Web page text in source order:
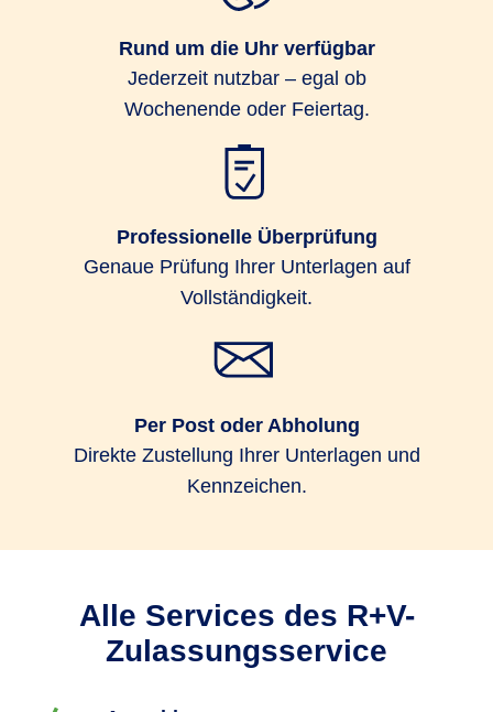
Rund um die Uhr verfügbar
Jederzeit nutzbar – egal ob
Wochenende oder Feiertag.
Professionelle Überprüfung
Genaue Prüfung Ihrer Unterlagen auf
Vollständigkeit.
Per Post oder Abholung
Direkte Zustellung Ihrer Unterlagen und
Kennzeichen.
Alle Services des R+V-
Zulassungsservice